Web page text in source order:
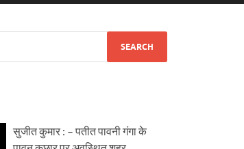
सुजीत कुमार : – पतीत पावनी गंगा के